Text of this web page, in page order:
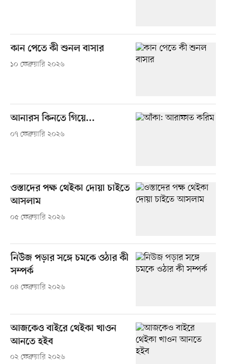
কান পেতে কী শুনল বাসার
১০ ফেব্রুয়ারি ২০২৬
আনারস কিনতে গিয়ে...
০৭ ফেব্রুয়ারি ২০২৬
ওস্তাদের পক্ষ থেইকা দোয়া চাইতে
আসলাম
০৫ ফেব্রুয়ারি ২০২৬
নিউজ পড়ার সঙ্গে চমকে ওঠার কী
সম্পর্ক
০৪ ফেব্রুয়ারি ২০২৬
আজকেও বাইরে থেইকা খাওন
আনতে হইব
০২ ফেব্রুয়ারি ২০২৬